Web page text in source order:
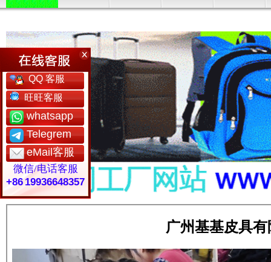
QQ 客服
旺旺客服
whatsapp
Telegrem
eMail客服
微信/电话客服
+86 19936648357